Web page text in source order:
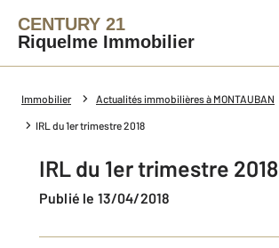
CENTURY 21
Riquelme Immobilier
Immobilier Actualités immobilières à MONTAUBAN
IRL du 1er trimestre 2018
IRL du 1er trimestre 2018
Publié le 13/04/2018